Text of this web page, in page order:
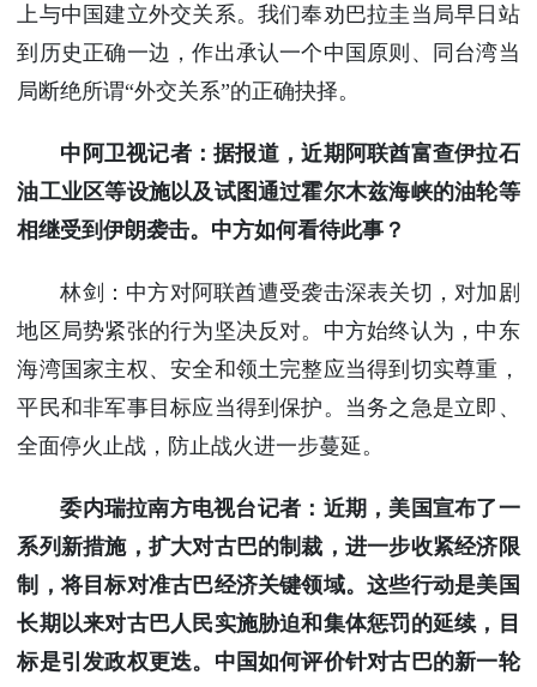
上与中国建立外交关系。我们奉劝巴拉圭当局早日站
到历史正确一边，作出承认一个中国原则、同台湾当
局断绝所谓“外交关系”的正确抉择。
中阿卫视记者：据报道，近期阿联酋富查伊拉石
油工业区等设施以及试图通过霍尔木兹海峡的油轮等
相继受到伊朗袭击。中方如何看待此事？
林剑：中方对阿联酋遭受袭击深表关切，对加剧
地区局势紧张的行为坚决反对。中方始终认为，中东
海湾国家主权、安全和领土完整应当得到切实尊重，
平民和非军事目标应当得到保护。当务之急是立即、
全面停火止战，防止战火进一步蔓延。
委内瑞拉南方电视台记者：近期，美国宣布了一
系列新措施，扩大对古巴的制裁，进一步收紧经济限
制，将目标对准古巴经济关键领域。这些行动是美国
长期以来对古巴人民实施胁迫和集体惩罚的延续，目
标是引发政权更迭。中国如何评价针对古巴的新一轮